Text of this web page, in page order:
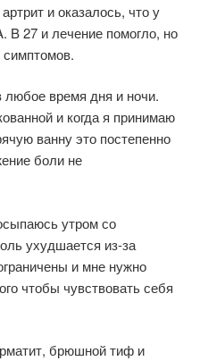
и оказалось, что у
B 27 и лечение помогло, но
симптомов.
любое время дня и ночи.
и когда я принимаю
ванну это постепенно
боли не
утром со
ухудшается из-за
и мне нужно
чтобы чувствовать себя
брюшной тиф и